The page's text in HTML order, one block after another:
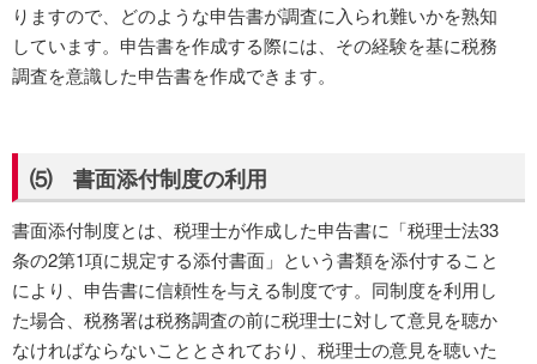
りますので、どのような申告書が調査に入られ難いかを熟知
しています。申告書を作成する際には、その経験を基に税務
調査を意識した申告書を作成できます。
⑸ 書面添付制度の利用
書面添付制度とは、税理士が作成した申告書に「税理士法33
条の2第1項に規定する添付書面」という書類を添付すること
により、申告書に信頼性を与える制度です。同制度を利用し
た場合、税務署は税務調査の前に税理士に対して意見を聴か
なければならないこととされており、税理士の意見を聴いた